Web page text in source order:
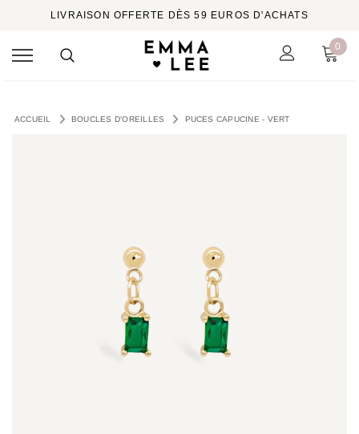
LIVRAISON OFFERTE DÈS 59 EUROS D'ACHATS
0
ACCUEIL BOUCLES D'OREILLES PUCES CAPUCINE - VERT